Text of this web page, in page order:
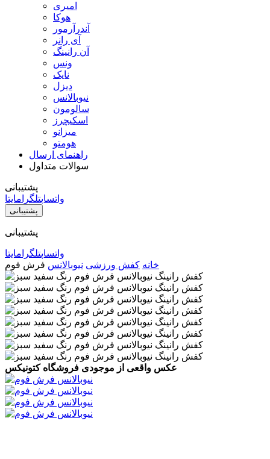
امیری
هوکا
آندرآرمور
آی رانر
آن رانینگ
ونس
نایک
دیزل
نیوبالانس
سالومون
اسکیچرز
میزانو
هومتو
راهنمای ارسال
سوالات متداول
پشتیبانی
واتساپتلگرامایتا
پشتیبانی
پشتیبانی
واتساپتلگرامایتا
خانه کفش ورزشی نیوبالانس فرش فوم
عکس واقعی از موجودی فروشگاه کتونیکس